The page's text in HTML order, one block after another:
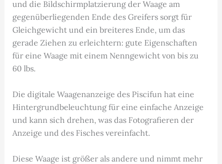
und die Bildschirmplatzierung der Waage am
gegenüberliegenden Ende des Greifers sorgt für
Gleichgewicht und ein breiteres Ende, um das
gerade Ziehen zu erleichtern: gute Eigenschaften
für eine Waage mit einem Nenngewicht von bis zu
60 lbs.
Die digitale Waagenanzeige des Piscifun hat eine
Hintergrundbeleuchtung für eine einfache Anzeige
und kann sich drehen, was das Fotografieren der
Anzeige und des Fisches vereinfacht.
Diese Waage ist größer als andere und nimmt mehr